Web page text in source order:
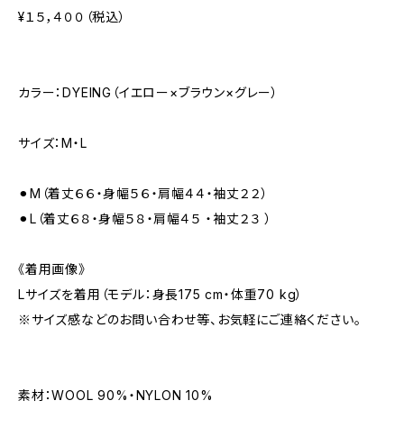
¥１５，４００（税込）
カラー：DYEING（イエロー×ブラウン×グレー）
サイズ：M・L
⚫︎M（着丈６６・身幅５６・肩幅４４・袖丈２２）
⚫︎L（着丈６８・身幅５８・肩幅４５ ・袖丈２３ ）
《着用画像》
Lサイズを着用（モデル：身長175 cm・体重70 kg）
※サイズ感などのお問い合わせ等、お気軽にご連絡ください。
素材：WOOL 90%・NYLON 10%